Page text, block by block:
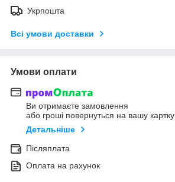
Укрпошта
Всі умови доставки
Умови оплати
Ви отримаєте замовлення
або гроші повернуться на вашу картку
Детальніше
Післяплата
Оплата на рахунок